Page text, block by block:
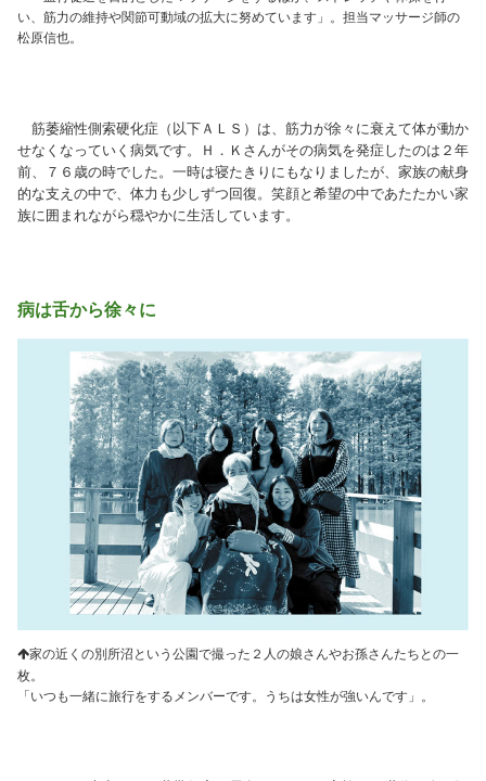
い、筋力の維持や関節可動域の拡大に努めています」。担当マッサージ師の
松原信也。
筋萎縮性側索硬化症（以下ＡＬＳ）は、筋力が徐々に衰えて体が動か
せなくなっていく病気です。Ｈ．Ｋさんがその病気を発症したのは２年
前、７６歳の時でした。一時は寝たきりにもなりましたが、家族の献身
的な支えの中で、体力も少しずつ回復。笑顔と希望の中であたたかい家
族に囲まれながら穏やかに生活しています。
病は舌から徐々に
家の近くの別所沼という公園で撮った２人の娘さんやお孫さんたちとの一
枚。
「いつも一緒に旅行をするメンバーです。うちは女性が強いんです」。